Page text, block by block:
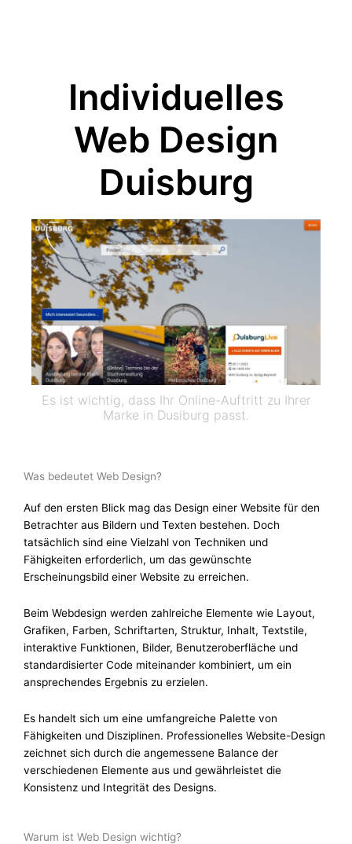
Individuelles
Web Design
Duisburg
Es ist wichtig, dass Ihr Online-Auftritt zu Ihrer
Marke in Dusiburg passt.
Was bedeutet Web Design?
Auf den ersten Blick mag das Design einer Website für den
Betrachter aus Bildern und Texten bestehen. Doch
tatsächlich sind eine Vielzahl von Techniken und
Fähigkeiten erforderlich, um das gewünschte
Erscheinungsbild einer Website zu erreichen.
Beim Webdesign werden zahlreiche Elemente wie Layout,
Grafiken, Farben, Schriftarten, Struktur, Inhalt, Textstile,
interaktive Funktionen, Bilder, Benutzeroberfläche und
standardisierter Code miteinander kombiniert, um ein
ansprechendes Ergebnis zu erzielen.
Es handelt sich um eine umfangreiche Palette von
Fähigkeiten und Disziplinen. Professionelles Website-Design
zeichnet sich durch die angemessene Balance der
verschiedenen Elemente aus und gewährleistet die
Konsistenz und Integrität des Designs.
Warum ist Web Design wichtig?